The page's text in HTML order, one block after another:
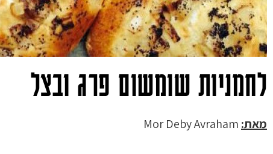
לחמניות שומשום פרג ובצל
מאת: